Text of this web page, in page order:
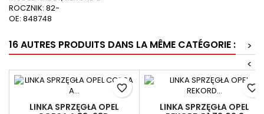
ROCZNIK: 82-
OE: 848748
16 AUTRES PRODUITS DANS LA MÊME CATÉGORIE :
>
<
LINKA SPRZĘGŁA OPEL
favorite_border
LINKA SPRZĘGŁA OPEL
favorite_border